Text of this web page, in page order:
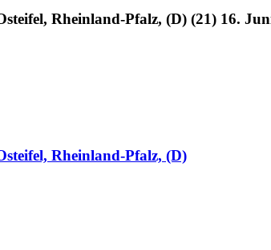
Rheinland-Pfalz, (D) (21) 16.
Rheinland-Pfalz, (D)